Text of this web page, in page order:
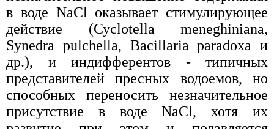
в воде NaCl оказывает стимулирующее
действие (Сусlotella meneghiniana,
Synedra pulchella, Bacillaria paradoxa и
др.), и индифферентов - типичных
представителей пресных водоемов, но
способных переносить незначительное
присутствие в воде NaCl, хотя их